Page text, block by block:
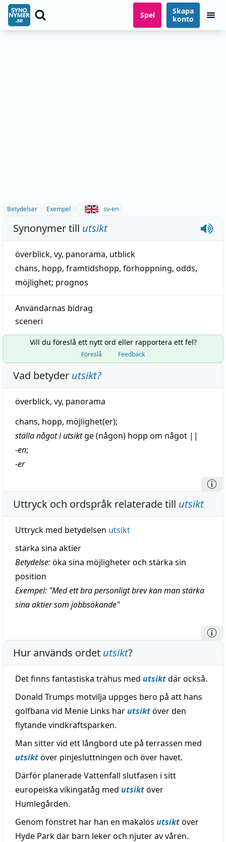
Spel
Skapa
konto
Betydelser Exempel sv-en
Synonymer till utsikt
överblick, vy, panorama, utblick
chans, hopp, framtidshopp, förhoppning, odds,
möjlighet; prognos
Användarnas bidrag
sceneri
Vill du föreslå ett nytt ord eller rapportera ett fel?
Föreslå Feedback
Vad betyder utsikt?
överblick, vy, panorama
chans, hopp, möjlighet(er);
ställanågot i utsiktge (någon) hopp om något ||
-en;
-er
Uttryck och ordspråk relaterade till utsikt
Uttryck med betydelsen utsikt
stärka sina aktier
Betydelse:öka sina möjligheter och stärka sin
position
Exempel: "Med ett bra personligt brev kan man stärka
sina aktier som jobbsökande"
Hur används ordet utsikt?
Det finns fantastiska trähus med utsiktdär också.
Donald Trumps motvilja uppges bero på att hans
golfbana vid Menie Links harutsiktöver den
flytande vindkraftsparken.
Man sitter vid ett långbord ute på terrassen med
utsiktöver pinjesluttningen och över havet.
Därför planerade Vattenfall slutfasen i sitt
europeiska vikingatåg med utsiktöver
Humlegården.
Genom fönstret har han en makalös utsiktöver
Hyde Park där barn leker och njuter av våren.